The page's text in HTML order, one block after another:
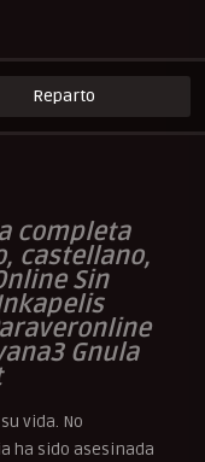
Reparto
completa
castellano,
Sin
Gnula
vida. No
ha sido asesinada